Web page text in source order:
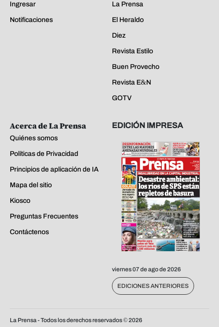
Ingresar
Notificaciones
La Prensa
El Heraldo
Diez
Revista Estilo
Buen Provecho
Revista E&N
GOTV
Acerca de La Prensa
Quiénes somos
Políticas de Privacidad
Principios de aplicación de IA
Mapa del sitio
Kiosco
Preguntas Frecuentes
Contáctenos
EDICIÓN IMPRESA
viernes 07 de ago de 2026
EDICIONES ANTERIORES
La Prensa - Todos los derechos reservados ©2026